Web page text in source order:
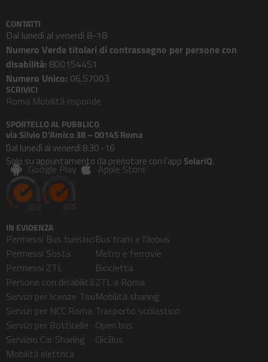
CONTATTI
Dal lunedì al venerdì 8-18
Numero Verde titolari di contrassegno per persone con
disabilità: 800154451
Numero Unico: 06.57003
SCRIVICI
Roma Mobilità risponde
SPORTELLO AL PUBBLICO
via Silvio D’Amico 38 – 00145 Roma
Dal lunedì al venerdì 8.30 -16
Solo su appuntamento da prenotare con l’app SolariQ.
Google Play Apple Store
IN EVIDENZA
Permessi Bus turistici
Permessi Sosta
Permessi ZTL
Persone con disabilità
Servizi per licenze Taxi
Servizi per NCC Roma
Servizi per Botticelle
Servizio Car Sharing
Mobilità elettrica
Bus tram e filobus
Metro e ferrovie
Bicicletta
ZTL a Roma
Mobilità sharing
Trasporto scolastico
Open bus
ClicBus